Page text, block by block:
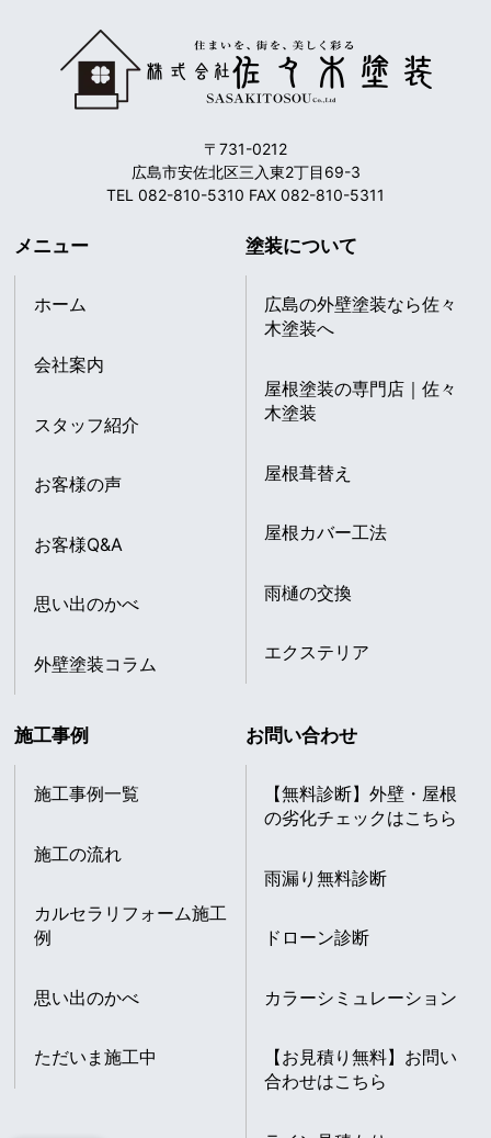
〒731-0212
広島市安佐北区三入東2丁目69-3
TEL 082-810-5310 FAX 082-810-5311
メニュー
ホーム
会社案内
スタッフ紹介
お客様の声
お客様Q&A
思い出のかべ
外壁塗装コラム
塗装について
広島の外壁塗装なら佐々
木塗装へ
屋根塗装の専門店｜佐々
木塗装
屋根葺替え
屋根カバー工法
雨樋の交換
エクステリア
施工事例
施工事例一覧
施工の流れ
カルセラリフォーム施工
例
思い出のかべ
ただいま施工中
お問い合わせ
【無料診断】外壁・屋根
の劣化チェックはこちら
雨漏り無料診断
ドローン診断
カラーシミュレーション
【お見積り無料】お問い
合わせはこちら